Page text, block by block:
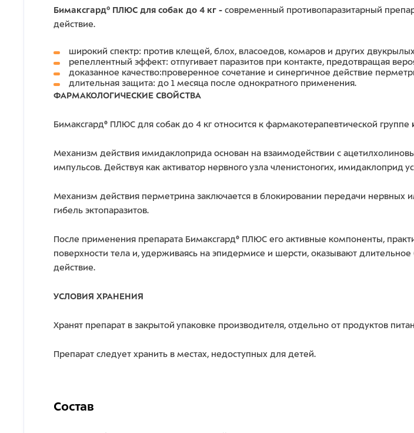
Бимаксгард® ПЛЮС для собак до 4 кг - современный противопаразитарный
действие.
широкий спектр: против клещей, блох, власоедов, комаров и других
репеллентный эффект: отпугивает паразитов при контакте, предотвращая
доказанное качество:проверенное сочетание и синергичное действие
длительная защита: до 1 месяца после однократного применения.
ФАРМАКОЛОГИЧЕСКИЕ СВОЙСТВА
Бимаксгард® ПЛЮС для собак до 4 кг относится к фармакотерапевтической группе
Механизм действия имидаклоприда основан на взаимодействии с
импульсов. Действуя как активатор нервного узла членистоногих, имидаклоприд
Механизм действия перметрина заключается в блокировании передачи
гибель эктопаразитов.
После применения препарата Бимаксгард® ПЛЮС его активные компоненты,
поверхности тела и, удерживаясь на эпидермисе и шерсти, оказывают
действие.
УСЛОВИЯ ХРАНЕНИЯ
Хранят препарат в закрытой упаковке производителя, отдельно от продуктов
Препарат следует хранить в местах, недоступных для детей.
Состав